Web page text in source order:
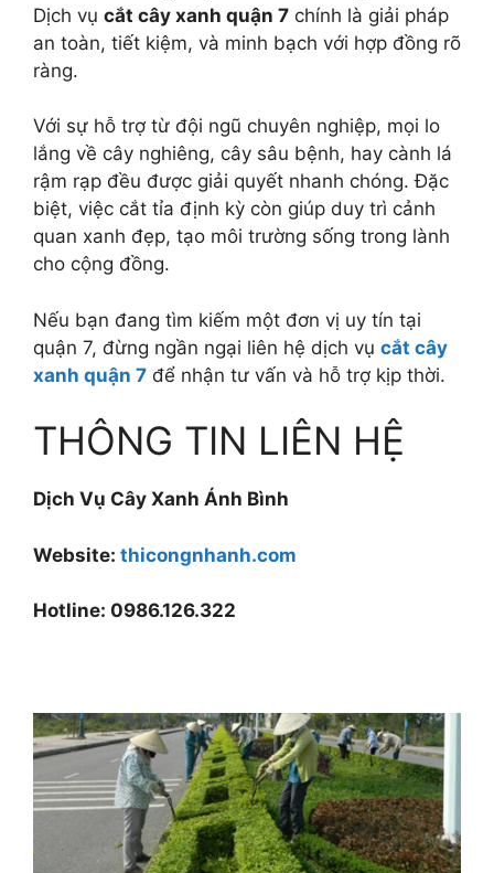
Dịch vụ cắt cây xanh quận 7 chính là giải pháp
an toàn, tiết kiệm, và minh bạch với hợp đồng rõ
ràng.
Với sự hỗ trợ từ đội ngũ chuyên nghiệp, mọi lo
lắng về cây nghiêng, cây sâu bệnh, hay cành lá
rậm rạp đều được giải quyết nhanh chóng. Đặc
biệt, việc cắt tỉa định kỳ còn giúp duy trì cảnh
quan xanh đẹp, tạo môi trường sống trong lành
cho cộng đồng.
Nếu bạn đang tìm kiếm một đơn vị uy tín tại
quận 7, đừng ngần ngại liên hệ dịch vụ cắt cây
xanh quận 7 để nhận tư vấn và hỗ trợ kịp thời.
THÔNG TIN LIÊN HỆ
Dịch Vụ Cây Xanh Ánh Bình
Website: thicongnhanh.com
Hotline: 0986.126.322